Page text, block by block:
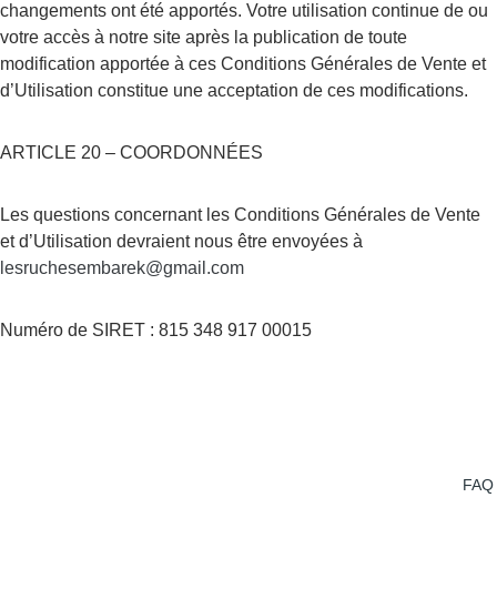
changements ont été apportés. Votre utilisation continue de ou
votre accès à notre site après la publication de toute
modification apportée à ces Conditions Générales de Vente et
d’Utilisation constitue une acceptation de ces modifications.
ARTICLE 20 – COORDONNÉES
Les questions concernant les Conditions Générales de Vente
et d’Utilisation devraient nous être envoyées à
lesruchesembarek@gmail.com
Numéro de SIRET : 815 348 917 00015
FAQ